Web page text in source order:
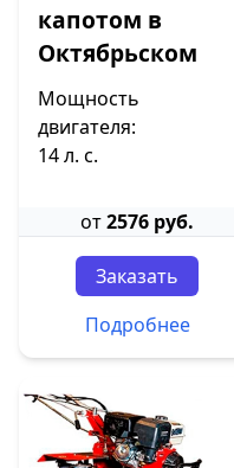
капотом в
Октябрьском
Мощность
двигателя:
14 л. с.
от2576 руб.
Заказать
Подробнее